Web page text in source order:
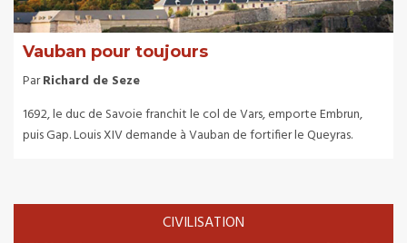
Vauban pour toujours
ParRichard de Seze
1692, le duc de Savoie franchit le col de Vars, emporte Embrun,
puis Gap. Louis XIV demande à Vauban de fortifier le Queyras.
CIVILISATION